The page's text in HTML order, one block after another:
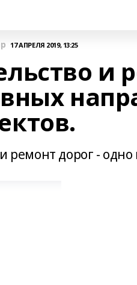
17 АПРЕЛЯ 2019, 13:25
и
ремонт дорог -